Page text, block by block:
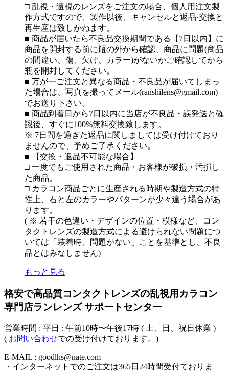
□ 乱視・遠視のレンズをご注文の場合、個人用注文製
作方式ですので、製作以後、キャンセルと返品·交換と
再生産は致しかねます。
■ 商品が届いたら不良品交換期間である【7日以内】に
商品を開封する前に瓶の外から確認、商品に問題(商品
の間違い、傷、欠け、カラー)がないかご確認してから
瓶を開封してください。
■ 万が一ご注文と異なる商品・不良品が届いてしまっ
た場合は、写真を撮ってメール(ranshilens@gmail.com)
でお送り下さい。
■ 商品到着日から7日以内に当店が不良品・誤発送と確
認後、すぐに100%無料交換致します。
※ 7日間を過ぎた返品に関しましては受け付けており
ませんので、予めご了承ください。
■ 【交換・返品不可能な場合】
□ 一度でもご使用された商品・お客様が破損・汚損し
た商品。
□ カラコン商品ごとに生産される時期や製造方式の特
性上、右と左のカラーやパターンが少々違う場合があ
ります。
( ※ 若干の色違い・デザインの位置・模様など、コン
タクトレンズの製造方式による避けられない問題につ
いては「装着時、問題がない」ことを基準とし、不良
品とはみなしません)
もっと見る
格安で高品質コンタクトレンズの乱視用カラコン
専門店ランレンズ サポートセンター
営業時間 : 平日 : 午前10時〜午後17時 ( 土、日、祝日休業 )
( お問い合わせでの受け付けております。)
E-MAIL : goodlhs@nate.com
・インターネットでのご注文は365日24時間受付ておりま